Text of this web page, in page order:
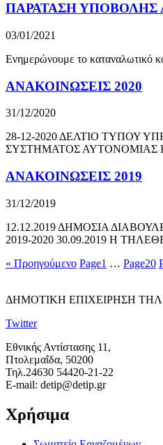
ΠΑΡΑΤΑΣΗ ΥΠΟΒΟΛΗΣ
03/01/2021
Ενημερώνουμε το καταναλωτικό
ΑΝΑΚΟΙΝΩΣΕΙΣ 2020
31/12/2020
28-12-2020 ΔΕΛΤΙΟ ΤΥΠΟΥ
ΣΥΣΤΗΜΑΤΟΣ ΑΥΤΟΝΟΜΙΑΣ
ΑΝΑΚΟΙΝΩΣΕΙΣ 2019
31/12/2019
12.12.2019 ΔΗΜΟΣΙΑ
2019-2020 30.09.2019 Η
« Προηγούμενο Page1 … Page20
ΔΗΜΟΤΙΚΗ ΕΠΙΧΕΙΡΗΣΗ
Twitter
Εθνικής Αντίστασης 11,
Πτολεμαΐδα, 50200
Τηλ.24630 54420-21-22
E-mail: detip@detip.gr
Χρήσιμα